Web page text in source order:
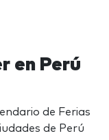
en Perú
de Ferias
de Perú